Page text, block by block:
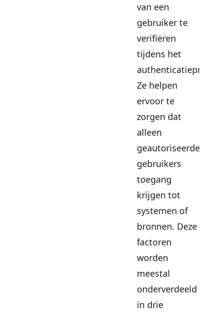
van een
gebruiker te
verifiëren
tijdens het
Ze helpen
ervoor te
zorgen dat
alleen
geautoriseerde
gebruikers
toegang
krijgen tot
systemen of
bronnen. Deze
factoren
worden
meestal
onderverdeeld
in drie